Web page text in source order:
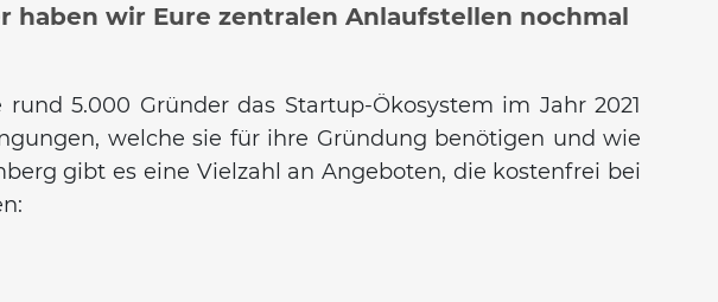
haben wir Eure zentralen Anlaufstellen nochmal
5.000 Gründer das Startup-Ökosystem im Jahr 2021
welche sie für ihre Gründung benötigen und wie
gibt es eine Vielzahl an Angeboten, die kostenfrei bei